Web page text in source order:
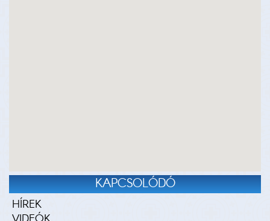
KAPCSOLÓDÓ
HÍREK